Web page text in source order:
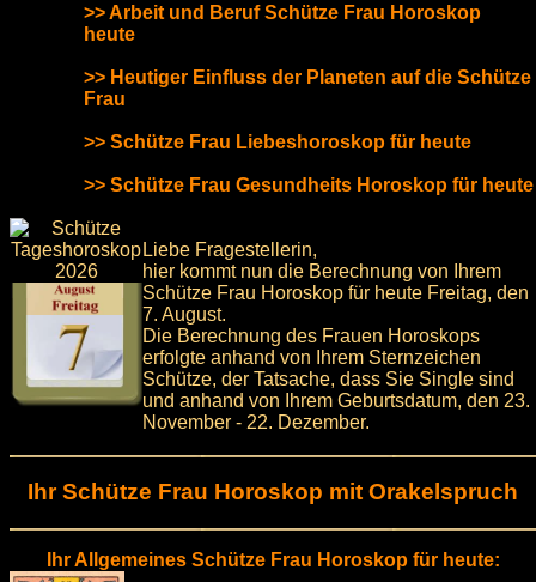
>> Arbeit und Beruf Schütze Frau Horoskop
heute
>> Heutiger Einfluss der Planeten auf die Schütze
Frau
>> Schütze Frau Liebeshoroskop für heute
>> Schütze Frau Gesundheits Horoskop für heute
Liebe Fragestellerin,
hier kommt nun die Berechnung von Ihrem
Schütze Frau Horoskop für heute Freitag, den
7. August.
Die Berechnung des Frauen Horoskops
erfolgte anhand von Ihrem Sternzeichen
Schütze, der Tatsache, dass Sie Single sind
und anhand von Ihrem Geburtsdatum, den 23.
November - 22. Dezember.
Ihr Schütze Frau Horoskop mit Orakelspruch
Ihr Allgemeines Schütze Frau Horoskop für heute: